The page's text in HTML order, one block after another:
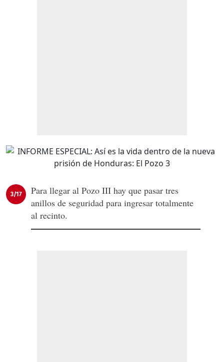
3/17
Para llegar al Pozo III hay que pasar tres
anillos de seguridad para ingresar totalmente
al recinto.